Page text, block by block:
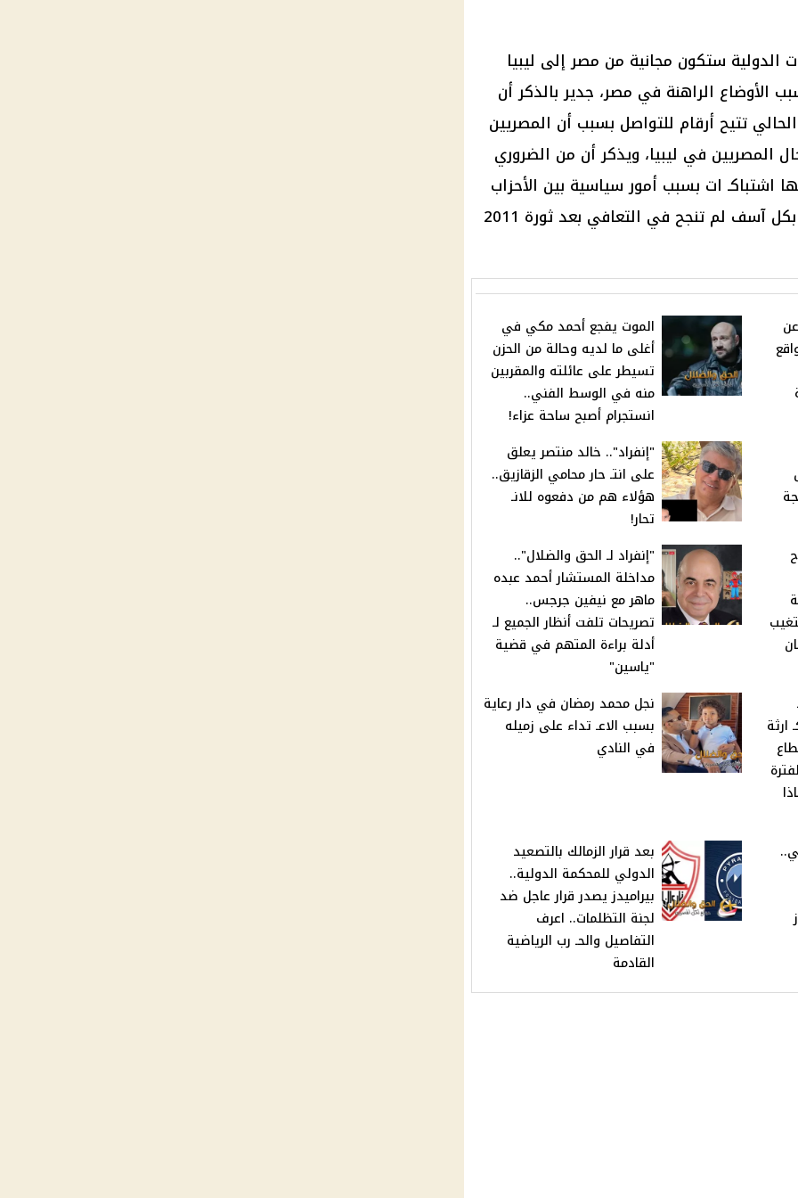
الدولية ستكون مجانية من مصر إلى ليبيا
الأوضاع الراهنة في مصر، جدير بالذكر أن
تتيح أرقام للتواصل بسبب أن المصريين
المصريين في ليبيا، ويذكر أن من الضروري
اشتباكـ ات بسبب أمور سياسية بين الأحزاب
والفصائل الليبية، ويذكر أن الدولة بكل آسف لم تنجح في التعافي بعد ثورة 2011
الموت يفجع أحمد مكي في
أغلى ما لديه وحالة من الحزن
تسيطر على عائلته والمقربين
منه في الوسط الفني..
انستجرام أصبح ساحة عزاء!
"إنفراد".. خالد منتصر يعلق
على انتـ حار محامي الزقازيق..
هؤلاء هم من دفعوه للانـ
تحار!
"إنفراد لـ الحق والضلال"..
مداخلة المستشار أحمد عبده
ماهر مع نيفين جرجس..
تصريحات تلفت أنظار الجميع لـ
أدلة براءة المتهم في قضية
"ياسين"
ارثة
نجل محمد رمضان في دار رعاية
بسبب الاعـ تداء على زميله
في النادي
بعد قرار الزمالك بالتصعيد
الدولي للمحكمة الدولية..
بيراميدز يصدر قرار عاجل ضد
لجنة التظلمات.. اعرف
التفاصيل والحـ رب الرياضية
القادمة